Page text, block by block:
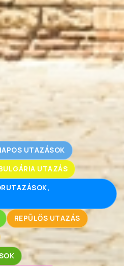
UTAZÁSOK
UTAZÁS
REPÜLŐS UTAZÁS